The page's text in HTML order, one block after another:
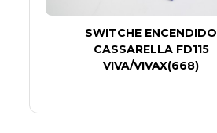
SWITCHE ENCENDIDO
CASSARELLA FD115
VIVA/VIVAX(668)